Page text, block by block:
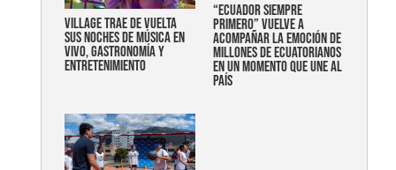
Village trae de vuelta
sus noches de música en
vivo, gastronomía y
entretenimiento
“Ecuador siempre
primero” vuelve a
acompañar la emoción de
millones de ecuatorianos
en un momento que une al
país